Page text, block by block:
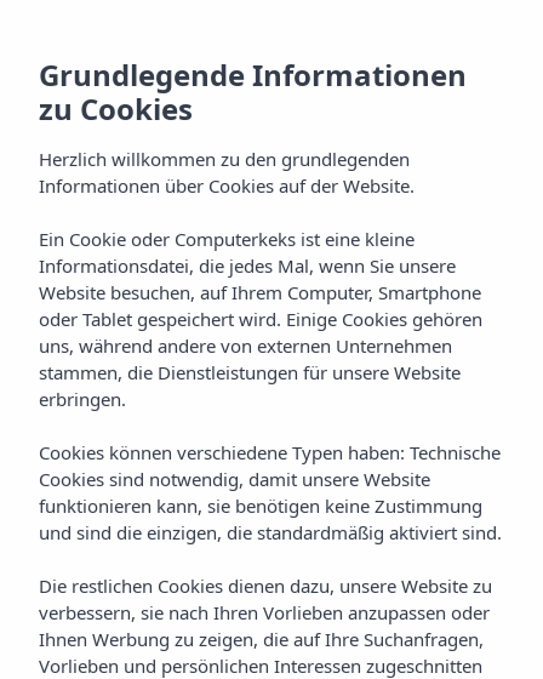
Grundlegende Informationen
zu Cookies
Herzlich willkommen zu den grundlegenden
Informationen über Cookies auf der Website.
Ein Cookie oder Computerkeks ist eine kleine
Informationsdatei, die jedes Mal, wenn Sie unsere
Website besuchen, auf Ihrem Computer, Smartphone
oder Tablet gespeichert wird. Einige Cookies gehören
uns, während andere von externen Unternehmen
stammen, die Dienstleistungen für unsere Website
erbringen.
Cookies können verschiedene Typen haben: Technische
Cookies sind notwendig, damit unsere Website
funktionieren kann, sie benötigen keine Zustimmung
und sind die einzigen, die standardmäßig aktiviert sind.
Die restlichen Cookies dienen dazu, unsere Website zu
verbessern, sie nach Ihren Vorlieben anzupassen oder
Ihnen Werbung zu zeigen, die auf Ihre Suchanfragen,
Vorlieben und persönlichen Interessen zugeschnitten